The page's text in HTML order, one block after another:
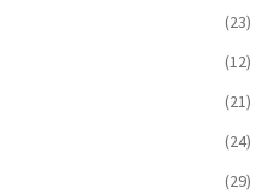
(23)
(12)
(21)
(24)
(29)